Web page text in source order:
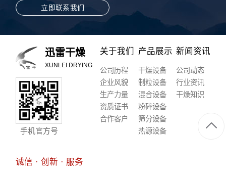
立即联系我们
迅雷干燥
XUNLEI DRYING
手机官方号
关于我们
公司历程
企业风貌
生产力量
资质证书
合作客户
产品展示
干燥设备
制粒设备
混合设备
粉碎设备
筛分设备
热源设备
新闻资讯
公司动态
行业资讯
干燥知识
诚信 · 创新 · 服务